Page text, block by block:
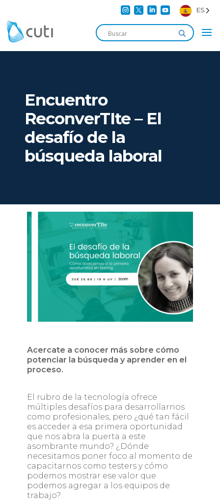
    ES
Encuentro
ReconverTIte – El
desafío de la
búsqueda laboral
Acercate a conocer más sobre cómo
potenciar la búsqueda y aprender en el
proceso.
El rubro de la tecnología ofrece
múltiples desafíos para desarrollarnos
como profesionales, pero ¿qué tan fácil
es acceder a esa primera oportunidad
que nos abra la puerta a este
asombrante mundo? ¿Dónde
necesitamos poner foco al momento de
capacitarnos como testers y cómo
podemos mostrar ese valor que
podemos agregar a los equipos de
trabajo?